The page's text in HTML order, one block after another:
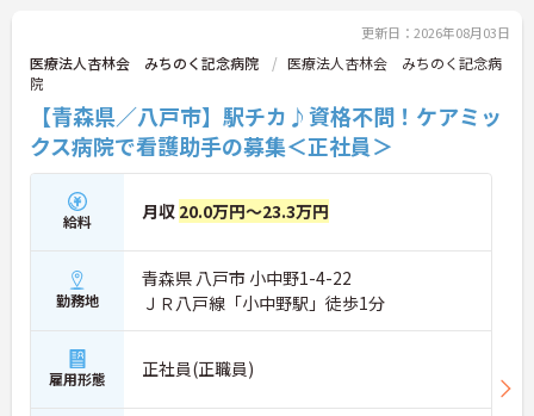
更新日：2026年08月03日
医療法人杏林会 みちのく記念病院
医療法人杏林会 みちのく記念病
院
【青森県／八戸市】駅チカ♪資格不問！ケアミッ
クス病院で看護助手の募集＜正社員＞
給料 月収 20.0万円～23.3万円
勤務地
青森県 八戸市 小中野1-4-22
ＪＲ八戸線「小中野駅」徒歩1分
雇用形態 正社員(正職員)